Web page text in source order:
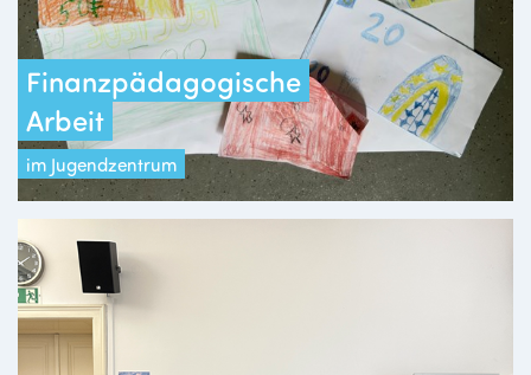
Finanzpädagogische
Arbeit
im Jugendzentrum